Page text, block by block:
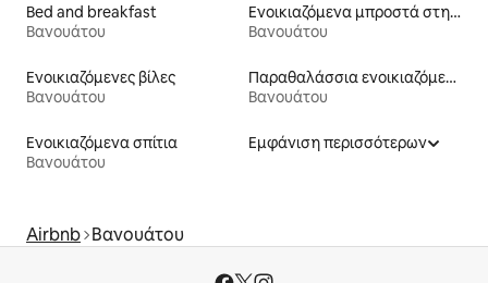
Bed and breakfast
Βανουάτου
Ενοικιαζόμενα μπροστά στη θάλασσα
Βανουάτου
Ενοικιαζόμενες βίλες
Βανουάτου
Παραθαλάσσια ενοικιαζόμενα
Βανουάτου
Ενοικιαζόμενα σπίτια
Βανουάτου
Εμφάνιση περισσότερων
Airbnb Βανουάτου